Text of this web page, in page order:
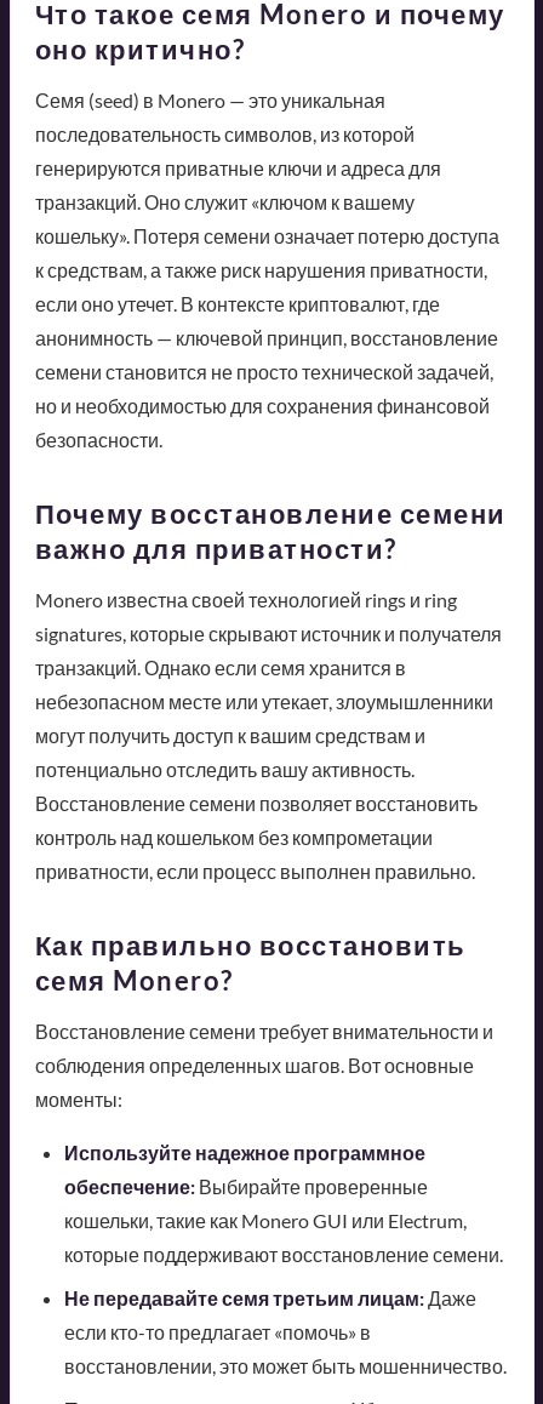
Что такое семя Monero и почему
оно критично?
Семя (seed) в Monero — это уникальная
последовательность символов, из которой
генерируются приватные ключи и адреса для
транзакций. Оно служит «ключом к вашему
кошельку». Потеря семени означает потерю доступа
к средствам, а также риск нарушения приватности,
если оно утечет. В контексте криптовалют, где
анонимность — ключевой принцип, восстановление
семени становится не просто технической задачей,
но и необходимостью для сохранения финансовой
безопасности.
Почему восстановление семени
важно для приватности?
Monero известна своей технологией rings и ring
signatures, которые скрывают источник и получателя
транзакций. Однако если семя хранится в
небезопасном месте или утекает, злоумышленники
могут получить доступ к вашим средствам и
потенциально отследить вашу активность.
Восстановление семени позволяет восстановить
контроль над кошельком без компрометации
приватности, если процесс выполнен правильно.
Как правильно восстановить
семя Monero?
Восстановление семени требует внимательности и
соблюдения определенных шагов. Вот основные
моменты:
Используйте надежное программное
обеспечение:Выбирайте проверенные
кошельки, такие как Monero GUI или Electrum,
которые поддерживают восстановление семени.
Не передавайте семя третьим лицам:Даже
если кто-то предлагает «помочь» в
восстановлении, это может быть мошенничество.